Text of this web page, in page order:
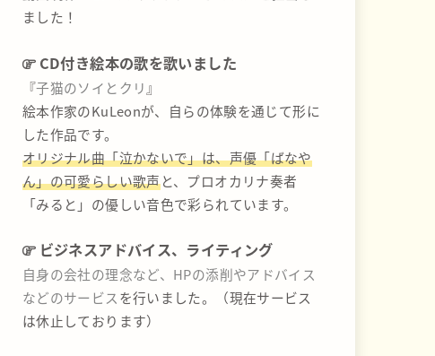
ました！
CD付き絵本の歌を歌いました
『子猫のソイとクリ 』
絵本作家のKuLeonが、自らの体験を通じて形に
した作品です。
オリジナル曲「泣かないで」は、声優「ばなや
ん」の可愛らしい歌声と、プロオカリナ奏者
「みると」の優しい音色で彩られています。
ビジネスアドバイス、ライティング
自身の会社の理念など、HPの添削やアドバイス
などのサービスを行いました。（現在サービス
は休止しております）